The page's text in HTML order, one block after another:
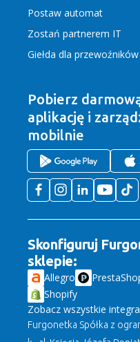
Postaw automat
Zostań partnerem IT
Giełda dla przewoźników
Pobierz
aplikację i
mobilnie
Skonfiguruj
sklepie:
Allegro
Shopify
Zobacz wszystkie
Furgonetka Spółka z